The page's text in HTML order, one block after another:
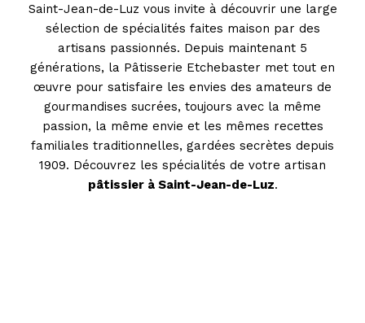
Saint-Jean-de-Luz vous invite à découvrir une large
sélection de spécialités faites maison par des
artisans passionnés. Depuis maintenant 5
générations, la Pâtisserie Etchebaster met tout en
œuvre pour satisfaire les envies des amateurs de
gourmandises sucrées, toujours avec la même
passion, la même envie et les mêmes recettes
familiales traditionnelles, gardées secrètes depuis
1909. Découvrez les spécialités de votre artisan
pâtissier à Saint-Jean-de-Luz.